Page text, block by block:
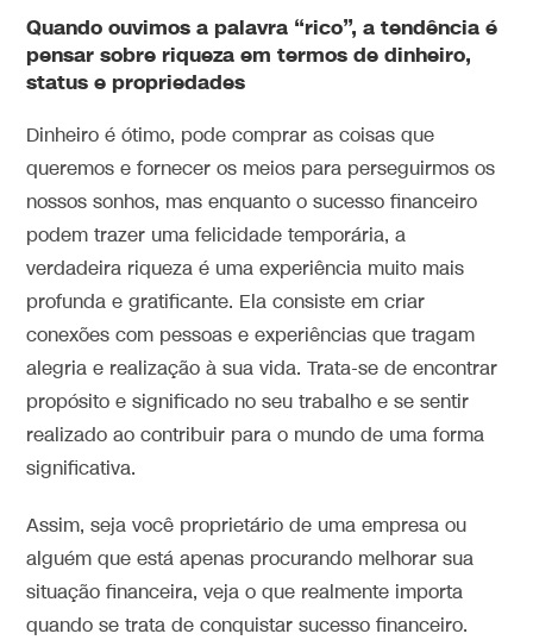
Quando ouvimos a palavra “rico”, a tendência é
pensar sobre riqueza em termos de dinheiro,
status e propriedades
Dinheiro é ótimo, pode comprar as coisas que
queremos e fornecer os meios para perseguirmos os
nossos sonhos, mas enquanto o sucesso financeiro
podem trazer uma felicidade temporária, a
verdadeira riqueza é uma experiência muito mais
profunda e gratificante. Ela consiste em criar
conexões com pessoas e experiências que tragam
alegria e realização à sua vida. Trata-se de encontrar
propósito e significado no seu trabalho e se sentir
realizado ao contribuir para o mundo de uma forma
significativa.
Assim, seja você proprietário de uma empresa ou
alguém que está apenas procurando melhorar sua
situação financeira, veja o que realmente importa
quando se trata de conquistar sucesso financeiro.